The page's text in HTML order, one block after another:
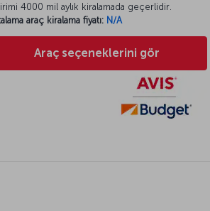
4000 mil aylık kiralamada geçerlidir.
araç kiralama fiyatı: N/A
Araç seçeneklerini gör